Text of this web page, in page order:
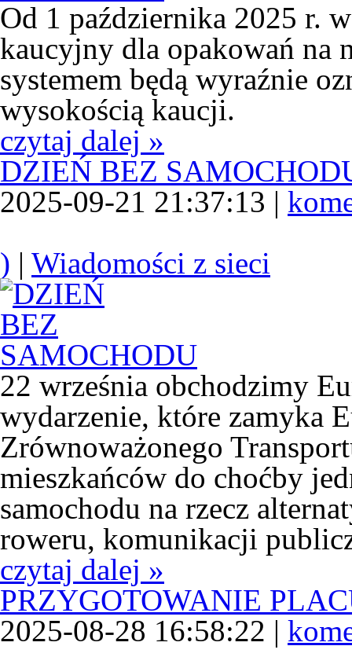
Od 1 października 2025 r.
kaucyjny dla opakowań na
systemem będą wyraźnie
wysokością kaucji.
czytaj dalej »
DZIEŃ BEZ
2025-09-21 21:37:13 |
) | Wiadomości z sieci
22 września obchodzimy
wydarzenie, które zamyka
Zrównoważonego
mieszkańców do choćby
samochodu na rzecz
roweru, komunikacji
czytaj dalej »
PRZYGOTOWANIE
2025-08-28 16:58:22 |